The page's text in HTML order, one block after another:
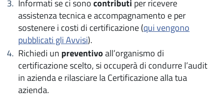
Informati se ci sonocontributi per ricevere
assistenza tecnica e accompagnamento e per
sostenere i costi di certificazione (qui vengono
pubblicati gli Avvisi).
Richiedi un preventivoall’organismo di
certificazione scelto, si occuperà di condurre l’audit
in azienda e rilasciare la Certificazione alla tua
azienda.